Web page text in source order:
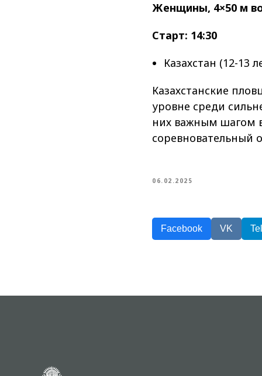
Женщины, 4×50 м
Старт: 14:30
Казахстан (12-13
Казахстанские
уровне среди
них важным шагом
соревновательный
06.02.2025
Facebook VK